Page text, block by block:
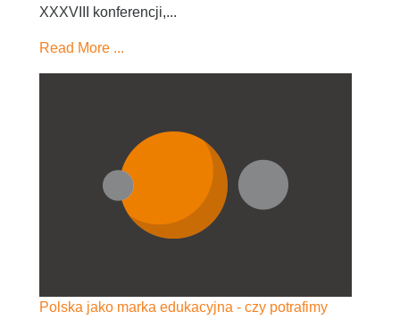
XXXVIII konferencji,...
Read More ...
Polska jako marka edukacyjna - czy potrafimy